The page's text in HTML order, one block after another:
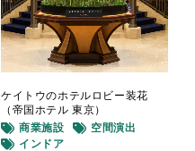
ケイトウのホテルロビー装花
（帝国ホテル 東京）
商業施設
空間演出
インドア